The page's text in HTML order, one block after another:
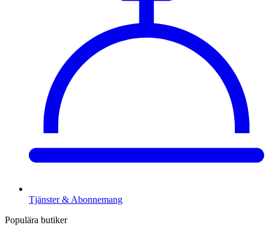
Tjänster & Abonnemang
Populära butiker